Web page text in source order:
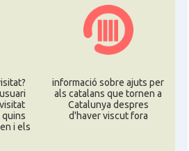
quins
i els
informació sobre ajuts per
als catalans que tornen a
Catalunya despres
d'haver viscut fora